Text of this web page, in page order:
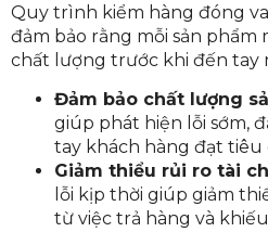
Quy trình kiểm hàng đóng
đảm bảo rằng mỗi sản phẩm
chất lượng trước khi đến tay
Đảm bảo chất lượng
giúp phát hiện lỗi sớm,
tay khách hàng đạt tiêu
Giảm thiểu rủi ro tài
lỗi kịp thời giúp giảm
từ việc trả hàng và khiếu